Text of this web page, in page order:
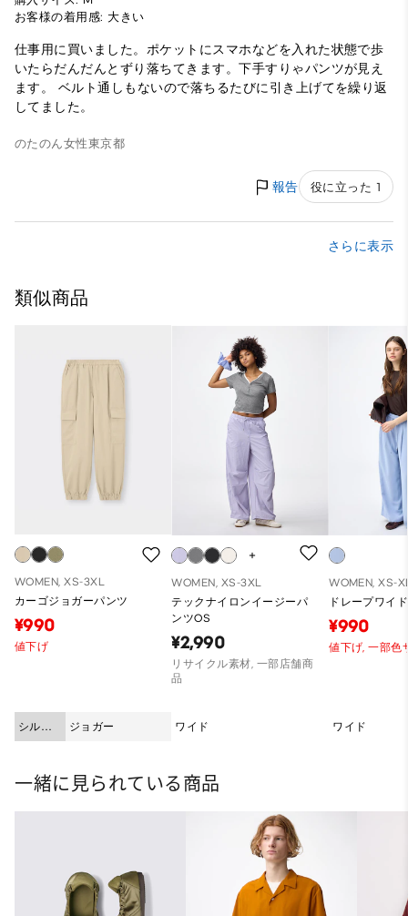
お客様の着用感: 大きい
仕事用に買いました。ポケットにスマホなどを入れた状態で歩
いたらだんだんとずり落ちてきます。下手すりゃパンツが見え
ます。 ベルト通しもないので落ちるたびに引き上げてを繰り返
してました。
のたのん女性東京都
報告 役に立った 1
さらに表示
類似商品
WOMEN, XS-3XL
カーゴジョガーパンツ
¥990
値下げ
シルエ
ット
ジョガー
WOMEN, XS-3XL
テックナイロンイージーパ
ンツOS
¥2,990
リサイクル素材, 一部店舗商
品
ワイド
WOMEN, XS-
ドレープワイ
¥990
値下げ,一部色
ワイド
一緒に見られている商品